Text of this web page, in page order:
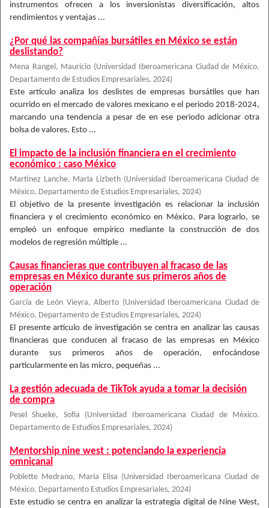
instrumentos ofrecen a los inversionistas diversificación, altos
rendimientos y ventajas ...
¿Por qué las compañías bursátiles en México se están
deslistando?
Mena Rangel, Mauricio (Universidad Iberoamericana Ciudad de México.
Departamento de Estudios Empresariales, 2024)
Este artículo analiza los deslistes de empresas bursátiles que han
ocurrido en el mercado de valores mexicano e el periodo 2018-2024,
marcando una tendencia a pesar de en ese periodo adicionar otra
bolsa de valores. Esto ...
El impacto de la inclusión financiera en el crecimiento
económico : caso México
Martinez Lanche, Marla Lizbeth (Universidad Iberoamericana Ciudad de
México. Departamento de Estudios Empresariales, 2024)
El objetivo de la presente investigación es relacionar la inclusión
financiera y el crecimiento económico en México. Para lograrlo, se
empleó un enfoque empírico mediante la construcción de dos
modelos de regresión múltiple ...
Causas financieras que contribuyen al fracaso de las
empresas en México durante sus primeros años de
operación
García de León Vieyra, Alberto (Universidad Iberoamericana Ciudad de
México. Departamento de Estudios Empresariales, 2024)
El presente artículo de investigación se centra en analizar las causas
financieras que conducen al fracaso de las empresas en México
durante sus primeros años de operación, enfocándose
particularmente en las micro, pequeñas ...
La gestión adecuada de TikTok ayuda a tomar la decisión
de compra
Pesel Shueke, Sofia (Universidad Iberoamericana Ciudad de México.
Departamento de Estudios Empresariales, 2024)
Mentorship nine west : potenciando la experiencia
omnicanal
Poblette Medrano, María Elisa (Universidad Iberoamericana Ciudad de
México. Departamento Estudios Empresariales, 2024)
Este estudio se centra en analizar la estrategia digital de Nine West,